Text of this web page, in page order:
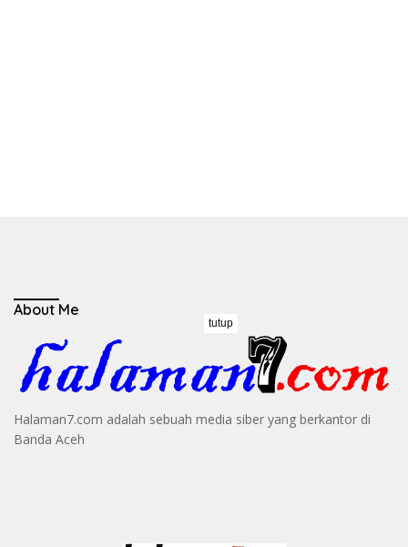
About Me
Halaman7.com adalah sebuah media siber yang berkantor di
Banda Aceh
tutup